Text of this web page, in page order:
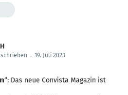
. 19. Juli 2023
Das neue Convista Magazin ist